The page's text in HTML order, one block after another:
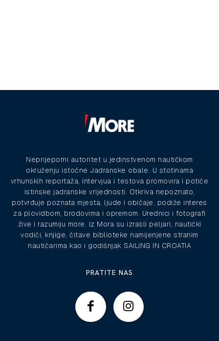
Neprijeporni autoritet u jedinstvenom nautičkom
okruženju istočne Jadranske obale. U stotinama
vrhunskih reportaža, intervjua i testova promovira i potiče
istinske jadranske vrijednosti. Otkriva nepoznato,
potvrđuje poznata mjesta, ljude i običaje, podiže interes
za plovidbom, brodovima i opremom. Urednici i fotografi
žive i razumiju more. Iz Mora su izrasli peljari, nautički
vodiči, knjige, čitave biblioteke namijenjene stranim
nautičarima kao i godišnjak SAILING IN CROATIA
PRATITE NAS